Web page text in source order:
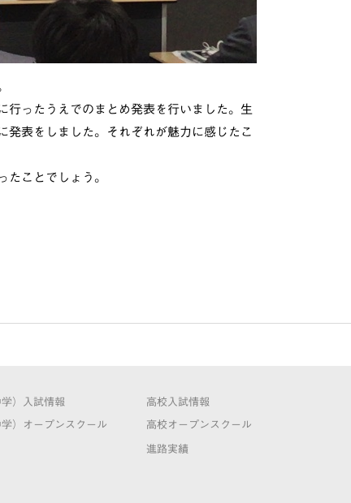
行ったうえでのまとめ発表を行いました。生
発表をしました。それぞれが魅力に感じたこ
たことでしょう。
）入試情報
）オープンスクール
高校入試情報
高校オープンスクール
進路実績